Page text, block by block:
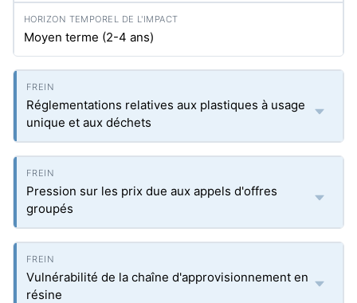
Moyen terme (2-4 ans)
Réglementations relatives aux plastiques à usage
unique et aux déchets
Pression sur les prix due aux appels d'offres
groupés
Vulnérabilité de la chaîne d'approvisionnement en
résine